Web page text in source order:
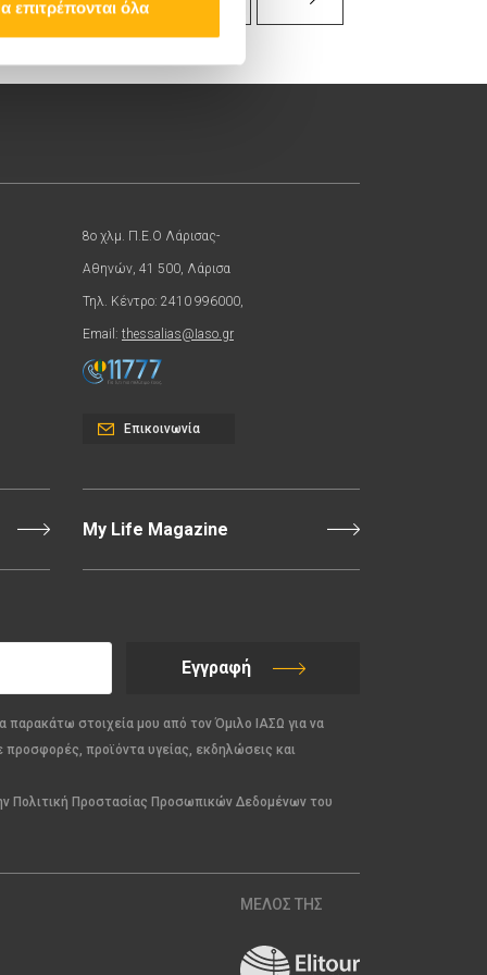
επιτρέπονται όλα
8ο χλμ. Π.Ε.Ο Λάρισας-
Αθηνών, 41 500, Λάρισα
Τηλ. Κέντρο: 2410 996000,
Email: thessalias@Iaso.gr
Επικοινωνία
My Life Magazine
Εγγραφή
παρακάτω στοιχεία μου από τον Όμιλο ΙΑΣΩ για να
προϊόντα υγείας, εκδηλώσεις και
Πολιτική Προστασίας Προσωπικών Δεδομένων του
ΜΕΛΟΣ ΤΗΣ